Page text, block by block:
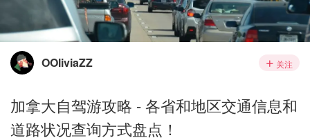
OOliviaZZ 关注
加拿大自驾游攻略 - 各省和地区交通信息和
道路状况查询方式盘点！